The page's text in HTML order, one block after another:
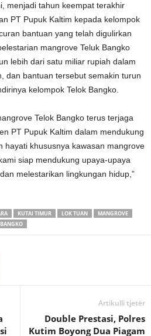
menjadi tahun keempat terakhir
PT Pupuk Kaltim kepada kelompok
bantuan yang telah digulirkan
mangrove Teluk Bangko
lebih dari satu miliar rupiah dalam
dan bantuan tersebut semakin turun
kelompok Telok Bangko.
Telok Bangko terus terjaga
PT Pupuk Kaltim dalam mendukung
hayati khususnya kawasan mangrove
siap mendukung upaya-upaya
melestarikan lingkungan hidup,”
KUTAI TIMUR LOK TUAN
MANGROVE
Artikulli tjetër
Double Prestasi, Polres
Kutim Boyong Dua Piagam